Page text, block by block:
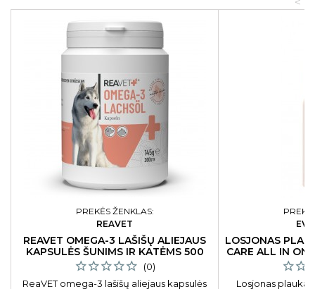
PREKĖS ŽENKLAS:
REAVET
REAVET OMEGA-3 LAŠIŠŲ ALIEJAUS
KAPSULĖS ŠUNIMS IR KATĖMS 500
VNT
(0)
ReaVET omega-3 lašišų aliejaus kapsulės
LOSJONAS
CARE ALL IN
Losjonas